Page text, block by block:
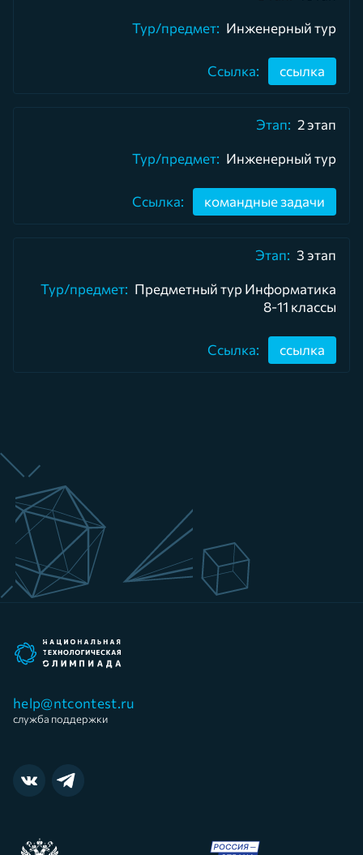
Инженерный тур
ссылка
2 этап
Инженерный тур
командные задачи
3 этап
Предметный тур Информатика
8-11 классы
ссылка
help@ntcontest.ru
служба поддержки